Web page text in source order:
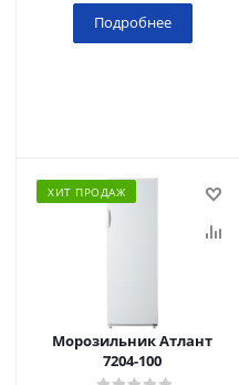
Подробнее
ХИТ ПРОДАЖ
Морозильник Атлант
7204-100